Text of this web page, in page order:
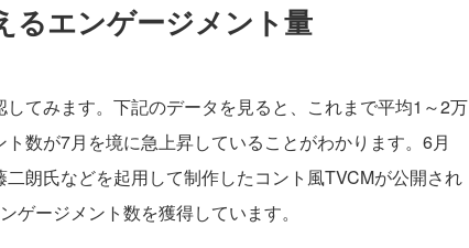
るエンゲージメント量
てみます。下記のデータを見ると、これまで平均1～2万
数が7月を境に急上昇していることがわかります。6月
朗氏などを起用して制作したコント風TVCMが公開され
ゲージメント数を獲得しています。